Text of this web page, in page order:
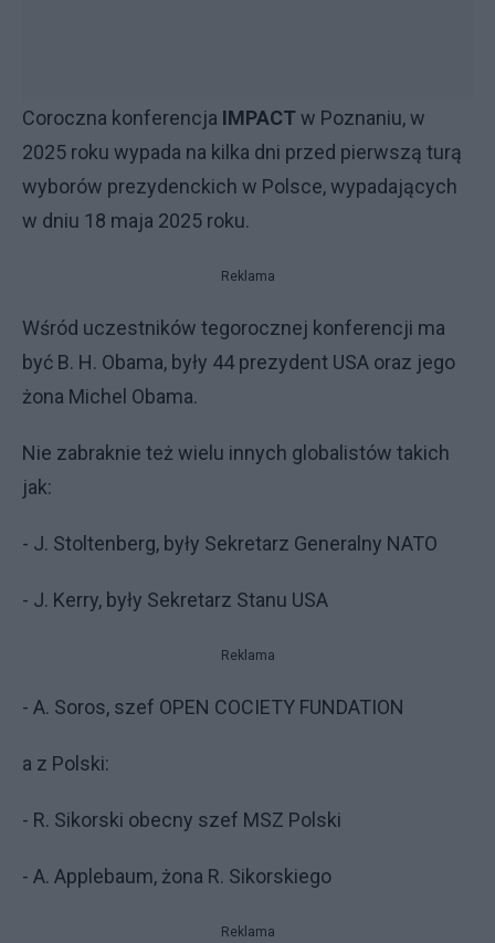
Coroczna konferencja IMPACTw Poznaniu, w
2025 roku wypada na kilka dni przed pierwszą turą
wyborów prezydenckich w Polsce, wypadających
w dniu 18 maja 2025 roku.
Reklama
Wśród uczestników tegorocznej konferencji ma
być B. H. Obama, były 44 prezydent USA oraz jego
żona Michel Obama.
Nie zabraknie też wielu innych globalistów takich
jak:
- J. Stoltenberg, były Sekretarz Generalny NATO
- J. Kerry, były Sekretarz Stanu USA
Reklama
- A. Soros, szef OPEN COCIETY FUNDATION
a z Polski:
- R. Sikorski obecny szef MSZ Polski
- A. Applebaum, żona R. Sikorskiego
Reklama